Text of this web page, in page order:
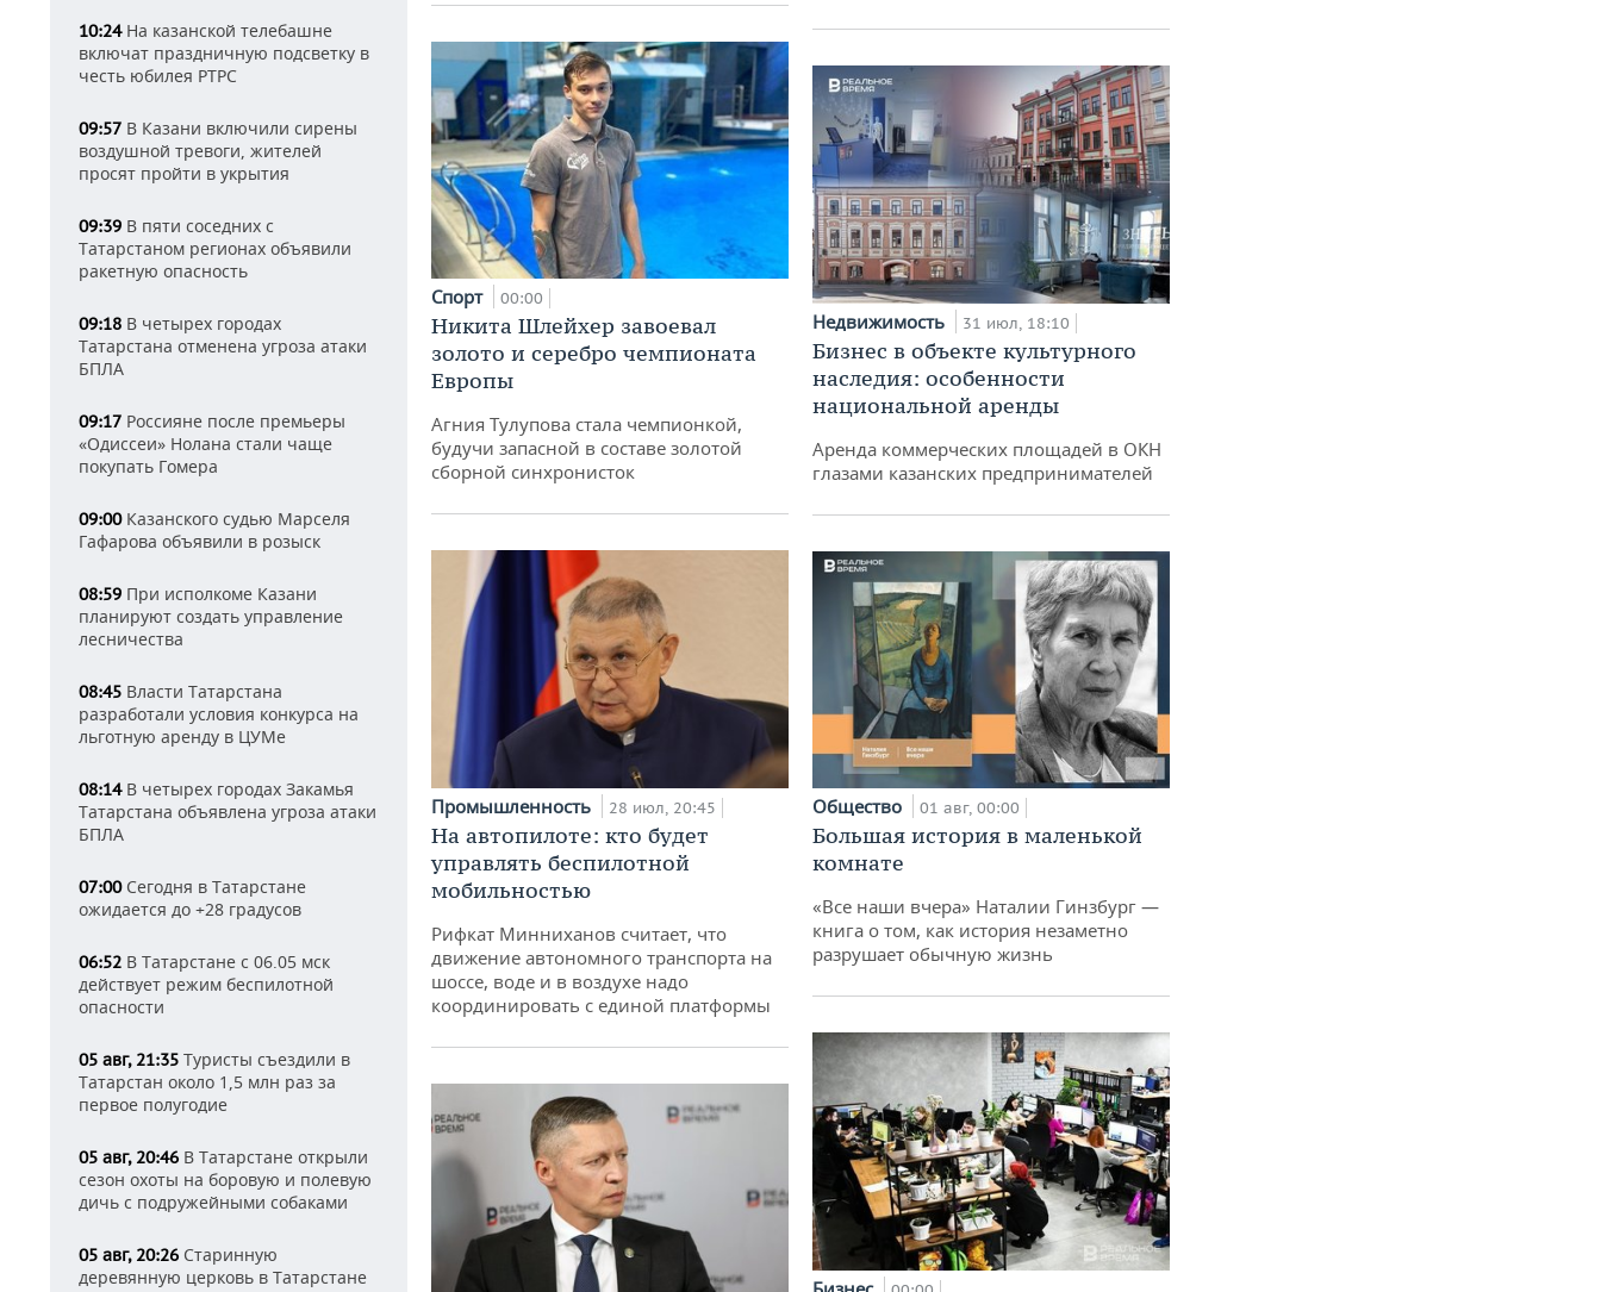
10:24На казанской телебашне
включат праздничную подсветку в
честь юбилея РТРС
09:57 В Казани включили сирены
воздушной тревоги, жителей
просят пройти в укрытия
09:39 В пяти соседних с
Татарстаном регионах объявили
ракетную опасность
09:18 В четырех городах
Татарстана отменена угроза атаки
БПЛА
09:17 Россияне после премьеры
«Одиссеи» Нолана стали чаще
покупать Гомера
09:00Казанского судью Марселя
Гафарова объявили в розыск
08:59 При исполкоме Казани
планируют создать управление
лесничества
08:45 Власти Татарстана
разработали условия конкурса на
льготную аренду в ЦУМе
08:14В четырех городах Закамья
Татарстана объявлена угроза атаки
БПЛА
07:00Сегодня в Татарстане
ожидается до +28 градусов
06:52 В Татарстане с 06.05 мск
действует режим беспилотной
опасности
05 авг, 21:35 Туристы съездили в
Татарстан около 1,5 млн раз за
первое полугодие
05 авг, 20:46 В Татарстане открыли
сезон охоты на боровую и полевую
дичь с подружейными собаками
05 авг, 20:26 Старинную
деревянную церковь в Татарстане
Спорт 00:00
Никита Шлейхер завоевал
золото и серебро чемпионата
Европы
Агния Тулупова стала чемпионкой,
будучи запасной в составе золотой
сборной синхронисток
Промышленность 28 июл, 20:45
На автопилоте: кто будет
управлять беспилотной
мобильностью
Рифкат Минниханов считает, что
движение автономного транспорта на
шоссе, воде и в воздухе надо
координировать с единой платформы
Недвижимость 31 июл, 18:10
Бизнес в объекте культурного
наследия: особенности
национальной аренды
Аренда коммерческих площадей в ОКН
глазами казанских предпринимателей
Общество 01 авг, 00:00
Большая история в маленькой
комнате
«Все наши вчера» Наталии Гинзбург —
книга о том, как история незаметно
разрушает обычную жизнь